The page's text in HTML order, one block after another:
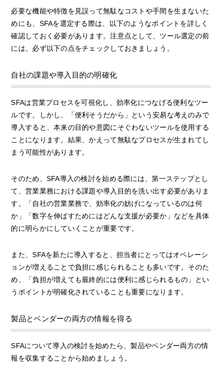
必要な機能や特徴を見誤って無駄なコストや手間を生まないた
めにも、SFAを選定する際は、以下のようなポイントを詳しく
確認しておく必要があります。注意点として、ツール選定の前
には、必ず以下の点をチェックしておきましょう。
自社の課題や導入目的の明確化
SFAは営業プロセスを可視化し、効率化につなげる便利なツー
ルです。しかし、「便利そうだから」という安易な考えのみで
導入すると、本来の目的や意図にそぐわないツールを使用する
ことになります。結果、かえって無駄なプロセスが生まれてし
まう可能性があります。
そのため、SFA導入の検討を始める際には、第一ステップとし
て、営業業務における課題や導入目的を洗い出す必要がありま
す。「自社の営業業務で、効率化の妨げになっているのは何
か」「数字を伸ばすためにはどんな支援が必要か」などを具体
的に明らかにしていくことが重要です。
また、SFAを新たに導入すると、担当者にとってはオペレーシ
ョンが増えることで負担に感じられることも多いです。そのた
め、「負担が増えても最終的には便利に感じられるもの」とい
うポイントが明確化されていることも重要になります。
製品とベンダーの両方の情報を得る
SFAについて導入の検討を始めたら、製品やベンダー両方の情
報を収集することから始めましょう。